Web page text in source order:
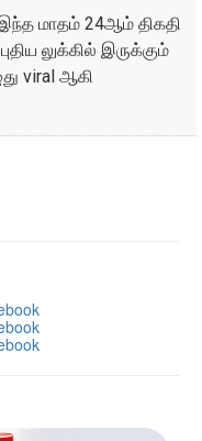
இந்த மாதம் 24ஆம் திகதி
லுக்கில் இருக்கும்
viral ஆகி